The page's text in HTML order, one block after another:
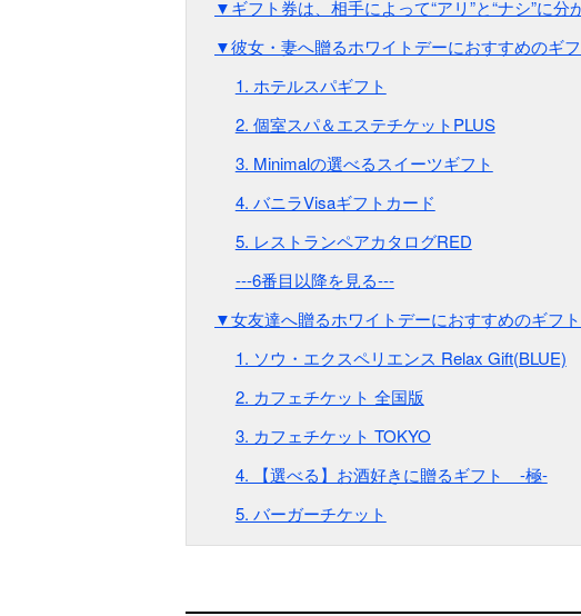
▼ギフト券は、相手によって“アリ”と“ナシ”に分
▼彼女・妻へ贈るホワイトデーにおすすめのギ
1. ホテルスパギフト
2. 個室スパ＆エステチケットPLUS
3. Minimalの選べるスイーツギフト
4. バニラVisaギフトカード
5. レストランペアカタログRED
---6番目以降を見る---
▼女友達へ贈るホワイトデーにおすすめのギフ
1. ソウ・エクスペリエンス Relax Gift(BLUE)
2. カフェチケット 全国版
3. カフェチケット TOKYO
4. 【選べる】お酒好きに贈るギフト -極-
5. バーガーチケット